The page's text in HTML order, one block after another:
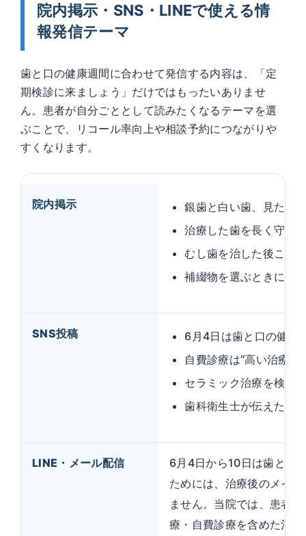
院内掲示・SNS・LINEで使える情
報発信テーマ
歯と口の健康週間に合わせて発信する内容は、「定
期検診に来ましょう」だけではもったいありませ
ん。患者が自分ごととして読みたくなるテーマを選
ぶことで、リコール率向上や相談予約につながりや
すくなります。
院内掲示
銀歯と白い歯、見た目
治療した歯を長く守る
むし歯を治した後こそ
補綴物を選ぶときに確
SNS投稿
6月4日は歯と口の健康
自費診療は“高い治療”
セラミック治療を検討
歯科衛生士が伝えたい
LINE・メール配信
6月4日から10日は歯と口
ためには、治療後のメイ
ません。当院では、患者
療・自費診療を含めた治